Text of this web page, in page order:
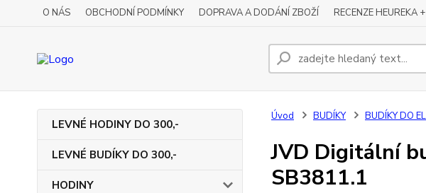
O NÁS OBCHODNÍ PODMÍNKY DOPRAVA A DODÁNÍ ZBOŽÍ RECENZE HEUREKA
LEVNÉ HODINY DO 300,-
LEVNÉ BUDÍKY DO 300,-
HODINY
Úvod BUDÍKY BUDÍKY DO
JVD Digitální
SB3811.1